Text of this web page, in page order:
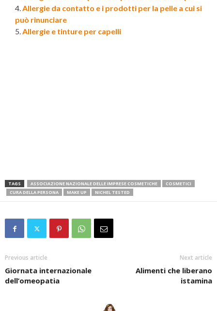
Allergie da contatto e i prodotti per la pelle a cui si
può rinunciare
Allergie e tinture per capelli
TAGS ASSOCIAZIONE NAZIONALE DELLE IMPRESE COSMETICHE
COSMETICI
CURA DELLA PERSONA
MAKE UP NICHEL TESTED
Previous article
Giornata internazionale
dell’omeopatia
Next article
Alimenti che liberano
istamina